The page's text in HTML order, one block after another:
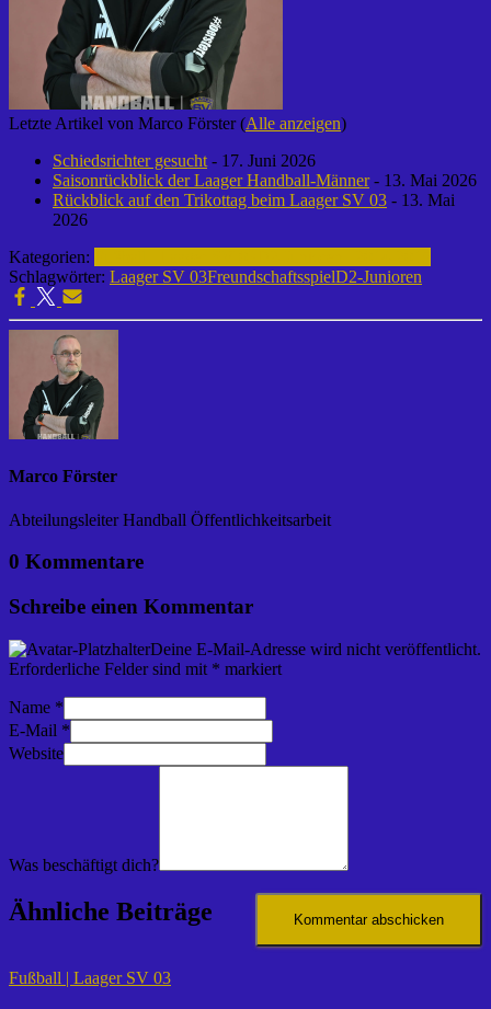
Letzte Artikel von Marco Förster(Alle anzeigen)
Schiedsrichter gesucht - 17. Juni 2026
Saisonrückblick der Laager Handball-Männer- 13. Mai 2026
Rückblick auf den Trikottag beim Laager SV 03 - 13. Mai
2026
Kategorien:
Schlagwörter: Laager SV 03FreundschaftsspielD2-Junioren
Marco Förster
Abteilungsleiter Handball Öffentlichkeitsarbeit
0 Kommentare
Schreibe einen Kommentar
Deine E-Mail-Adresse wird nicht veröffentlicht.
Erforderliche Felder sind mit * markiert
Name *
E-Mail *
Website
Was beschäftigt dich?
Ähnliche Beiträge
Fußball | Laager SV 03